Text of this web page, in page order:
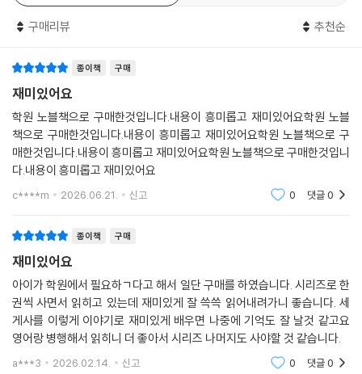
새로 발견한 땅, 뉴펀들랜드 / 자크 카르티에의 발견
스페인과 영국의 전쟁 / 16세기 말의 세계
연표
찾아보기
구매리뷰 추천순
종이책 구매
재미있어요
학원 노블책으로 구매한것입니다.내용이 흥미롭고 재미있어요학원 노블
책으로 구매한것입니다.내용이 흥미롭고 재미있어요학원 노블책으로 구
매한것입니다.내용이 흥미롭고 재미있어요학원 노블책으로 구매한것입니
다.내용이 흥미롭고 재미있어요
c****m 2026.06.21. 신고 0 댓글0
종이책 구매
재미있어요
아이가 학원에서 필요하ㄱ다고 해서 일단 구매를 하였습니다. 시리즈로 한
권씩 사면서 읽히고 있는데 재미있게 잘 쓱쓱 읽어내려가니 좋습니다. 세
게사를 이렇게 이야기로 재미있게 배우면 나중에 기억도 잘 날것 같고요
영어랑 병행해서 읽히니 더 좋아서 시리즈 나머지도 사야할 것 같습니다.
a***3 2026.02.14. 신고 0 댓글0